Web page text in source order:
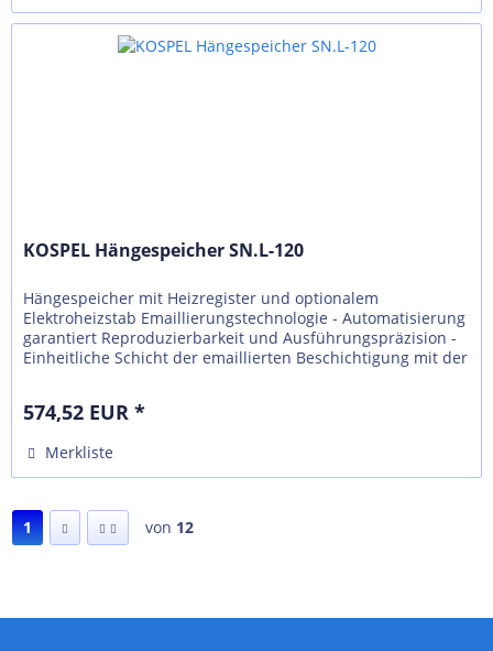
KOSPEL Hängespeicher SN.L-120
Hängespeicher mit Heizregister und optionalem
Elektroheizstab Emaillierungstechnologie - Automatisierung
garantiert Reproduzierbarkeit und Ausführungspräzision -
Einheitliche Schicht der emaillierten Beschichtigung mit der
574,52 EUR *
Merkliste
1 von 12